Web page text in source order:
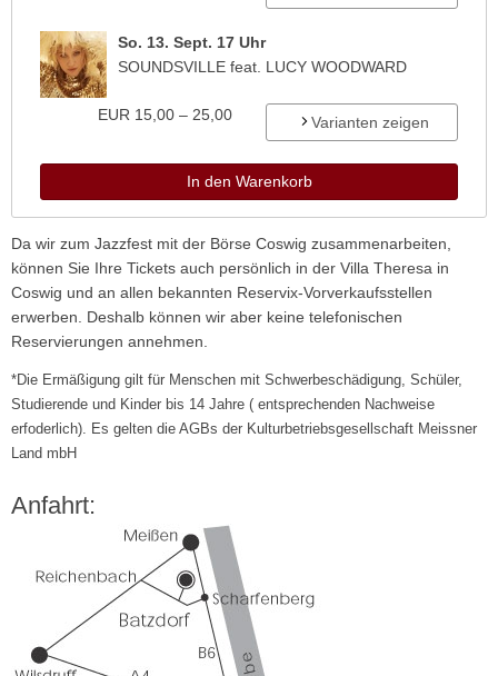
So. 13. Sept. 17 Uhr
SOUNDSVILLE feat. LUCY WOODWARD
EUR 15,00 – 25,00 Varianten zeigen
In den Warenkorb
Da wir zum Jazzfest mit der Börse Coswig zusammenarbeiten,
können Sie Ihre Tickets auch persönlich in der Villa Theresa in
Coswig und an allen bekannten Reservix-Vorverkaufsstellen
erwerben. Deshalb können wir aber keine telefonischen
Reservierungen annehmen.
*Die Ermäßigung gilt für Menschen mit Schwerbeschädigung, Schüler,
Studierende und Kinder bis 14 Jahre ( entsprechenden Nachweise
erfoderlich). Es gelten die AGBs der Kulturbetriebsgesellschaft Meissner
Land mbH
Anfahrt: